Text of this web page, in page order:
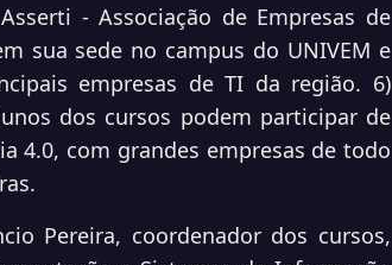
- Associação de Empresas de
sua sede no campus do UNIVEM e
empresas de TI da região. 6)
dos cursos podem participar de
4.0, com grandes empresas de todo
Pereira, coordenador dos cursos,